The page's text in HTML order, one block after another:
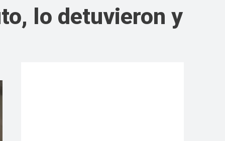
lo detuvieron y